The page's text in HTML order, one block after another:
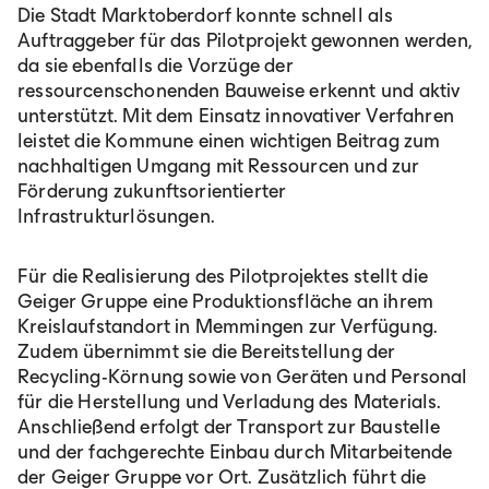
Die Stadt Marktoberdorf konnte schnell als
Auftraggeber für das Pilotprojekt gewonnen werden,
da sie ebenfalls die Vorzüge der
ressourcenschonenden Bauweise erkennt und aktiv
unterstützt. Mit dem Einsatz innovativer Verfahren
leistet die Kommune einen wichtigen Beitrag zum
nachhaltigen Umgang mit Ressourcen und zur
Förderung zukunftsorientierter
Infrastrukturlösungen.
Für die Realisierung des Pilotprojektes stellt die
Geiger Gruppe eine Produktionsfläche an ihrem
Kreislaufstandort in Memmingen zur Verfügung.
Zudem übernimmt sie die Bereitstellung der
Recycling-Körnung sowie von Geräten und Personal
für die Herstellung und Verladung des Materials.
Anschließend erfolgt der Transport zur Baustelle
und der fachgerechte Einbau durch Mitarbeitende
der Geiger Gruppe vor Ort. Zusätzlich führt die